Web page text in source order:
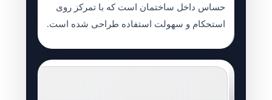
حساس داخل ساختمان است که با تمرکز روی
استحکام و سهولت استفاده طراحی شده است.